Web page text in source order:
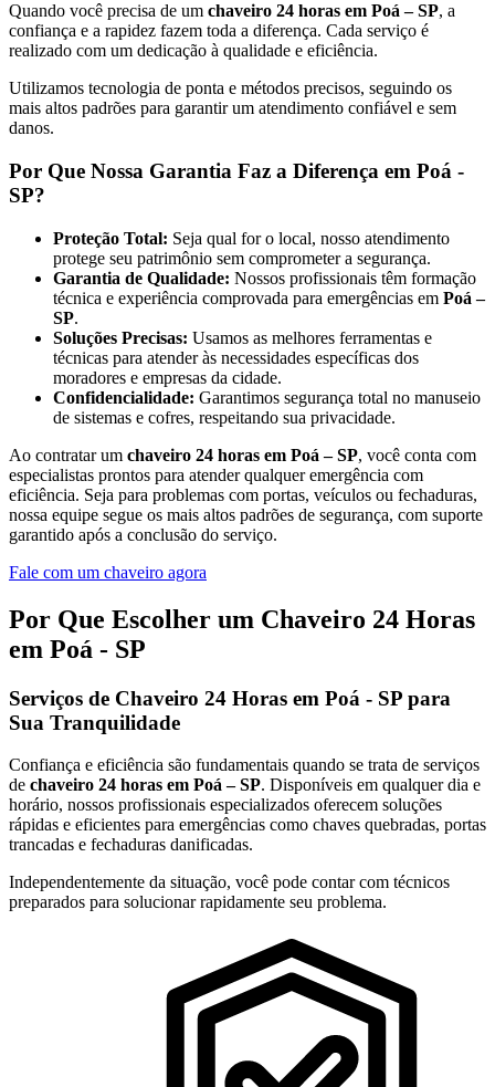
Quando você precisa de um chaveiro 24 horas em Poá – SP, a
confiança e a rapidez fazem toda a diferença. Cada serviço é
realizado com um dedicação à qualidade e eficiência.
Utilizamos tecnologia de ponta e métodos precisos, seguindo os
mais altos padrões para garantir um atendimento confiável e sem
danos.
Por Que Nossa Garantia Faz a Diferença em Poá -
SP?
Proteção Total: Seja qual for o local, nosso atendimento
protege seu patrimônio sem comprometer a segurança.
Garantia de Qualidade: Nossos profissionais têm formação
técnica e experiência comprovada para emergências em Poá –
SP.
Soluções Precisas: Usamos as melhores ferramentas e
técnicas para atender às necessidades específicas dos
moradores e empresas da cidade.
Confidencialidade: Garantimos segurança total no manuseio
de sistemas e cofres, respeitando sua privacidade.
Ao contratar um chaveiro 24 horas em Poá – SP, você conta com
especialistas prontos para atender qualquer emergência com
eficiência. Seja para problemas com portas, veículos ou fechaduras,
nossa equipe segue os mais altos padrões de segurança, com suporte
garantido após a conclusão do serviço.
Fale com um chaveiro agora
Por Que Escolher um Chaveiro 24 Horas
em Poá - SP
Serviços de Chaveiro 24 Horas em Poá - SP para
Sua Tranquilidade
Confiança e eficiência são fundamentais quando se trata de serviços
de chaveiro 24 horas em Poá – SP. Disponíveis em qualquer dia e
horário, nossos profissionais especializados oferecem soluções
rápidas e eficientes para emergências como chaves quebradas, portas
trancadas e fechaduras danificadas.
Independentemente da situação, você pode contar com técnicos
preparados para solucionar rapidamente seu problema.